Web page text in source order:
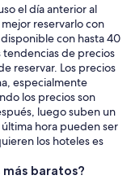
el día anterior al
reservarlo con
con hasta 40
tendencias de precios
reservar. Los precios
especialmente
los precios son
luego suben un
hora pueden ser
los hoteles es
baratos?